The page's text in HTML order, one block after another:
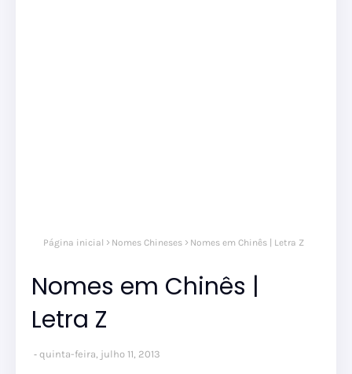
Página inicial Nomes Chineses Nomes em Chinês | Letra Z
Nomes em Chinês |
Letra Z
quinta-feira, julho 11, 2013